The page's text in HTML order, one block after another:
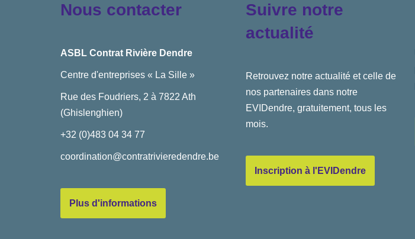
Nous contacter
ASBL Contrat Rivière Dendre
Centre d'entreprises « La Sille »
Rue des Foudriers, 2 à 7822 Ath
(Ghislenghien)
+32 (0)483 04 34 77
coordination@contratrivieredendre.be
Plus d'informations
Suivre notre
actualité
Retrouvez notre actualité et celle de
nos partenaires dans notre
EVIDendre, gratuitement, tous les
mois.
Inscription à l'EVIDendre